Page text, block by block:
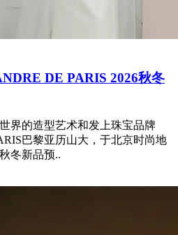
DE PARIS 2026秋冬
界的造型艺术和发上珠宝品牌
巴黎亚历山大，于北京时尚地
冬新品预..